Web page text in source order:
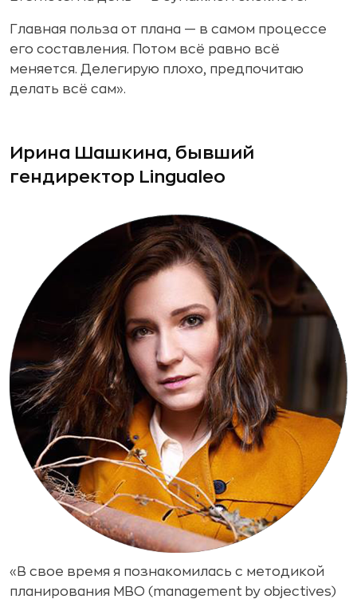
Главная польза от плана — в самом процессе
его составления. Потом всё равно всё
меняется. Делегирую плохо, предпочитаю
делать всё сам».
Ирина Шашкина, бывший
гендиректор Lingualeo
«В свое время я познакомилась с методикой
планирования MBO (management by objectives)